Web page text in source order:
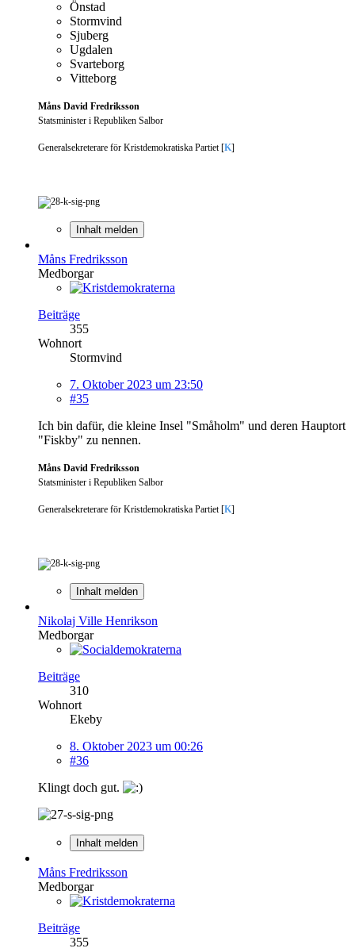
Önstad
Stormvind
Sjuberg
Ugdalen
Svarteborg
Vitteborg
Måns David Fredriksson
Statsminister i Republiken Salbor
Generalsekreterare för Kristdemokratiska Partiet [K]
Inhalt melden
Måns Fredriksson
Medborgar
Beiträge
355
Wohnort
Stormvind
7. Oktober 2023 um 23:50
#35
Ich bin dafür, die kleine Insel "Småholm" und deren Hauptort
"Fiskby" zu nennen.
Måns David Fredriksson
Statsminister i Republiken Salbor
Generalsekreterare för Kristdemokratiska Partiet [K]
Inhalt melden
Nikolaj Ville Henrikson
Medborgar
Beiträge
310
Wohnort
Ekeby
8. Oktober 2023 um 00:26
#36
Klingt doch gut.
Inhalt melden
Måns Fredriksson
Medborgar
Beiträge
355